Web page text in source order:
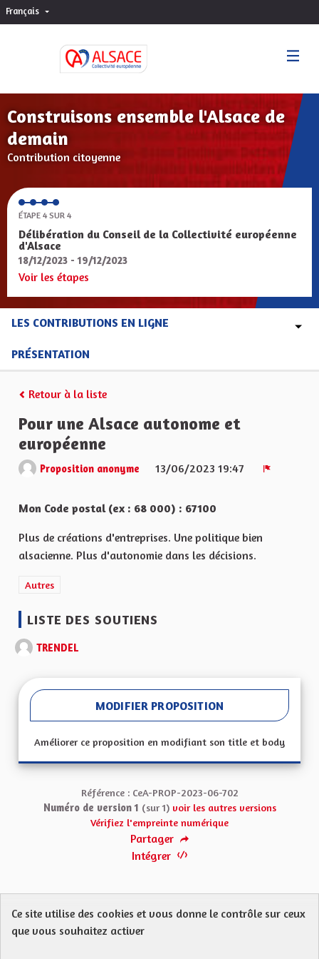
Français Choisir la langue
Construisons ensemble l'Alsace de
demain
Contribution citoyenne
ÉTAPE 4 SUR 4
Délibération du Conseil de la Collectivité européenne
d'Alsace
18/12/2023 - 19/12/2023
Voir les étapes
LES CONTRIBUTIONS EN LIGNE
PRÉSENTATION
Retour à la liste
Pour une Alsace autonome et
européenne
Proposition anonyme
13/06/2023 19:47
Mon Code postal (ex : 68 000) : 67100
Plus de créations d'entreprises. Une politique bien
alsacienne. Plus d'autonomie dans les décisions.
Filtrer les résultats de la catégorie : Autres
Autres
LISTE DES SOUTIENS
TRENDEL
MODIFIER PROPOSITION
Améliorer ce proposition en modifiant son title et body
Référence : CeA-PROP-2023-06-702
Numéro de version 1 (sur 1) voir les autres versions
Vérifiez l'empreinte numérique
Partager
Intégrer
Protection des Données
Ce site utilise des cookies et vous donne le contrôle sur ceux
que vous souhaitez activer